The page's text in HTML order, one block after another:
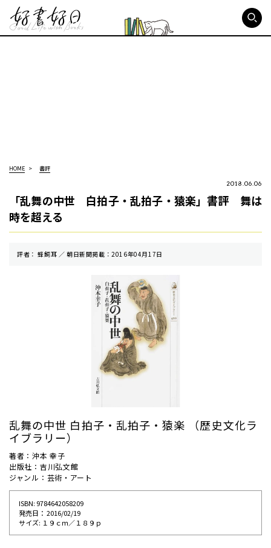
HOME 書評
2018.06.06
「乱舞の中世 白拍子・乱拍子・猿楽」書評 舞は
時を超える
評者： 蜂飼耳 ／ 朝⽇新聞掲載：2016年04月17日
乱舞の中世 白拍子・乱拍子・猿楽 （歴史文化ラ
イブラリー）
著者：沖本 幸子
出版社：吉川弘文館
ジャンル：芸術・アート
ISBN: 9784642058209
発売⽇： 2016/02/19
サイズ: １９ｃｍ／１８９ｐ